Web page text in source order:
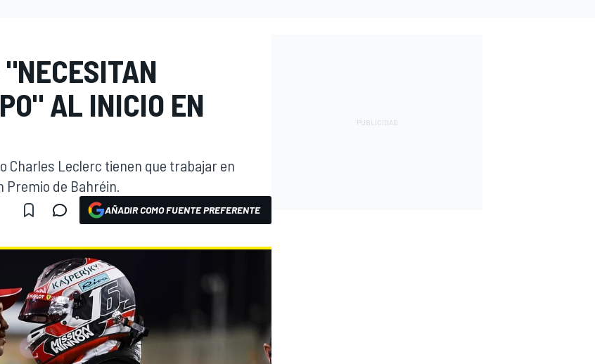
AL INICIO EN
Charles Leclerc tienen que trabajar en
de Bahréin.
AÑADIR COMO FUENTE PREFERENTE